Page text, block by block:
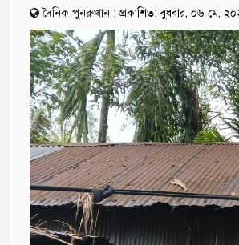
দৈনিক পুনরুত্থান ; প্রকাশিত: বুধবার, ০৬ মে,